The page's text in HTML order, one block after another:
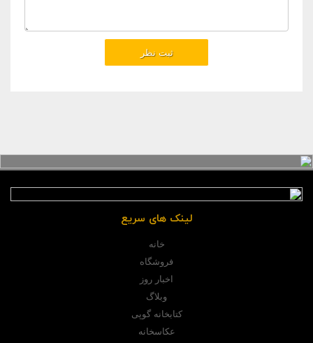
لینک های سریع
خانه
فروشگاه
اخبار روز
وبلاگ
کتابخانه گوپی
عکاسخانه